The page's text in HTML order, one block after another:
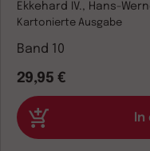
Ekkehard IV., Hans-
Kartonierte Ausgabe
Band 10
29,95 €